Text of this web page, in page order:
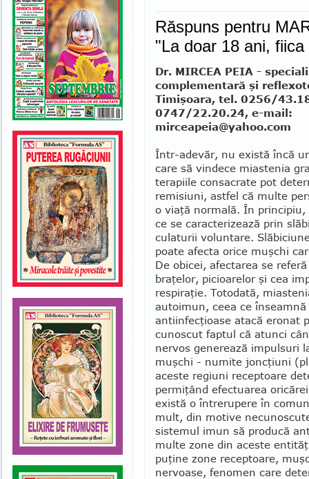
Răspuns pentru
"La doar 18 ani,
Dr. MIRCEA PEIA -
complementară şi
Timişoara, tel. 0256/
0747/22.20.24, e-mail:
mirceapeia@yahoo.com
Într-adevăr, nu există încă
care să vindece miastenia
terapiile consacrate pot
remisiuni, astfel că multe
o viaţă normală. În principiu,
ce se caracterizează prin
culaturii voluntare.
poate afecta orice muşchi
De obicei, afectarea se
braţelor, picioarelor şi cea
respiraţie. Totodată,
auto­imun, ceea ce
antiinfecţioase atacă eronat
cunoscut faptul că atunci
nervos ge­nerează impulsuri
muşchi - nu­mite jonc­ţiuni
aceste regiuni re­ceptoare
permiţând efectuarea
există o întrerupere în
mult, din motive
sistemul imun să producă
multe zone din aceste
puţine zone receptoare,
nervoase, fenomen care